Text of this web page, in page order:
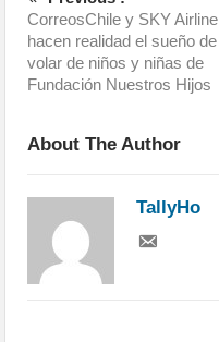
CorreosChile y SKY Airline
hacen realidad el sueño de
volar de niños y niñas de
Fundación Nuestros Hijos
About The Author
TallyHo